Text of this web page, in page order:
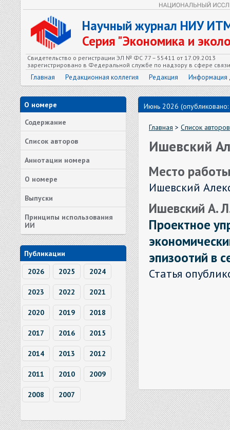
Научный журнал НИУ
Серия "Экономика и
Свидетельство о регистрации ЭЛ № ФС 77 – 55411 от 17.09.2013
зарегистрировано в Федеральной службе по надзору в сфере
Главная Редакционная коллегия Редакция Информация
О номере
Содержание
Список авторов
Аннотации номера
О номере
Выпуски
Принципы использования
ИИ
Публикации
2026
2025 2024
2023 2022 2021
2020 2019 2018
2017 2016 2015
2014 2013 2012
2011 2010 2009
2008 2007
Июнь 2026
Главная > Список авторов
Ишевский
Место
Ишевский
Ишевский А.
Проектное
эпизоотий в
Статья